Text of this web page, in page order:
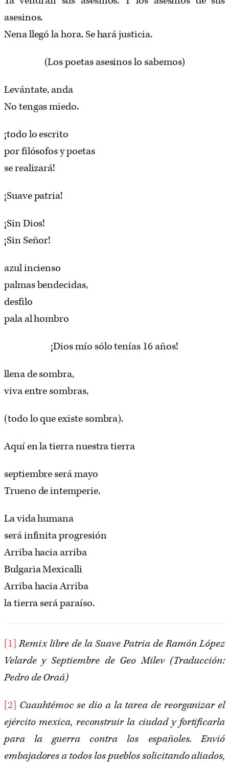
asesinos.
Nena llegó la hora. Se hará justicia.
(Los poetas asesinos lo sabemos)
Levántate, anda
No tengas miedo.
¡todo lo escrito
por filósofos y poetas
se realizará!
¡Suave patria!
¡Sin Dios!
¡Sin Señor!
azul incienso
palmas bendecidas,
desfilo
pala al hombro
¡Dios mío sólo tenías 16 años!
llena de sombra,
viva entre sombras,
(todo lo que existe sombra).
Aquí en la tierra nuestra tierra
septiembre será mayo
Trueno de intemperie.
La vida humana
será infinita progresión
Arriba hacia arriba
Bulgaria Mexicalli
Arriba hacia Arriba
la tierra será paraíso.
[1] Remix libre de la Suave Patria de Ramón López
Velarde y Septiembre de Geo Milev (Traducción:
Pedro de Oraá)
[2] Cuauhtémoc se dio a la tarea de reorganizar el
ejército mexica, reconstruir la ciudad y fortificarla
para la guerra contra los españoles. Envió
embajadores a todos los pueblos solicitando aliados,